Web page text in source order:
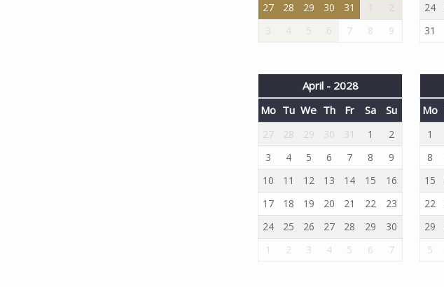
27
28 29 30 31 1
2
7 8 9
24
31
April - 2028
Mo Tu We Th Fr Sa Su
27 28 29 30 31 1
2
3
4 5 6 7 8
9
10
11 12 13 14 15
16
17
18 19 20 21 22
23
24
25 26 27 28 29
30
1
2 3 4 5 6 7
Mo
1
8
15
22
29
5